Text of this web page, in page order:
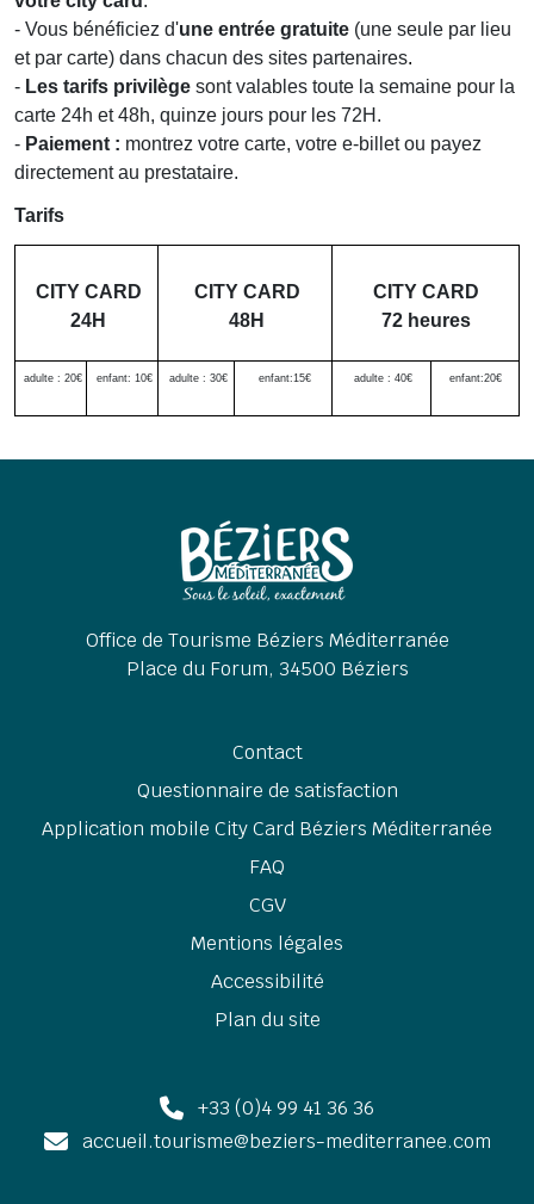
- Vous bénéficiez d'une entrée gratuite (une seule par lieu
et par carte) dans chacun des sites partenaires.
- Les tarifs privilège sont valables toute la semaine pour la
carte 24h et 48h, quinze jours pour les 72H.
- Paiement : montrez votre carte, votre e-billetou payez
directement au prestataire.
Tarifs
CITY CARD
24H
CITY CARD
48H
CITY CARD
72 heures
adulte : 20€ enfant: 10€ adulte : 30€ enfant:15€ adulte : 40€ enfant:20€
Office de Tourisme Béziers Méditerranée
Place du Forum, 34500 Béziers
Contact
Questionnaire de satisfaction
Application mobile City Card Béziers Méditerranée
FAQ
CGV
Mentions légales
Accessibilité
Plan du site
+33 (0)4 99 41 36 36
accueil.tourisme@beziers-mediterranee.com